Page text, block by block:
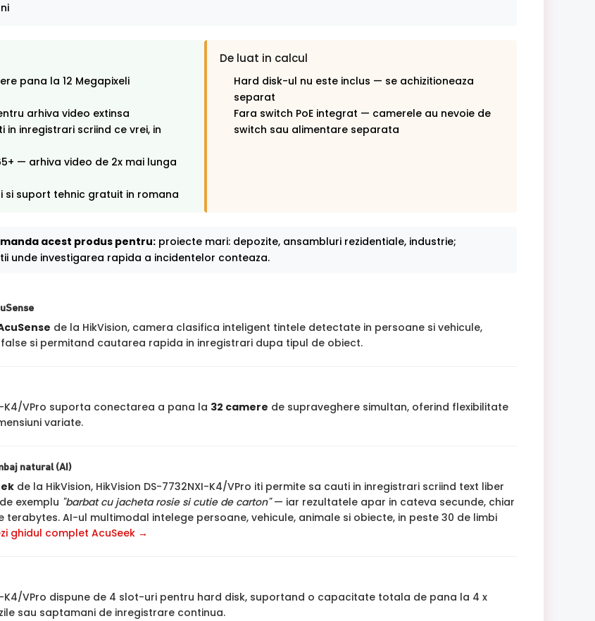
pana la 12 Megapixeli
arhiva video extinsa
in inregistrari scriind ce vrei, in
— arhiva video de 2x mai lunga
si suport tehnic gratuit in romana
De luat in calcul
Hard disk-ul nu este inclus — se achizitioneaza
separat
Fara switch PoE integrat — camerele au nevoie de
switch sau alimentare separata
acest produs pentru: proiecte mari: depozite, ansambluri rezidentiale, industrie;
unde investigarea rapida a incidentelor conteaza.
de la HikVision, camera clasifica inteligent tintele detectate in persoane si vehicule,
si permitand cautarea rapida in inregistrari dupa tipul de obiect.
K4/VPro suporta conectarea a pana la 32 camere de supraveghere simultan, oferind flexibilitate
variate.
natural (AI)
de la HikVision, HikVision DS-7732NXI-K4/VPro iti permite sa cauti in inregistrari scriind text liber
exemplu "barbat cu jacheta rosie si cutie de carton"— iar rezultatele apar in cateva secunde, chiar
terabytes. AI-ul multimodal intelege persoane, vehicule, animale si obiecte, in peste 30 de limbi
ghidul complet AcuSeek →
K4/VPro dispune de 4 slot-uri pentru hard disk, suportand o capacitate totala de pana la 4 x
sau saptamani de inregistrare continua.